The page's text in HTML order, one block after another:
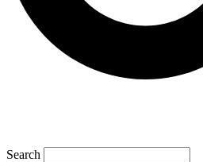
Search